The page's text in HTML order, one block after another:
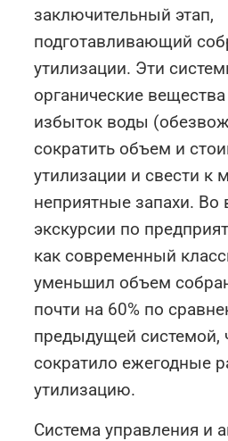
заключительный этап,
подготавливающий
утилизации. Эти
органические
избыток воды
сократить объем и
утилизации и свести к
неприятные запахи. Во
экскурсии по
как современный
уменьшил объем
почти на 60% по
предыдущей системой,
сократило ежегодные
утилизацию.
Система управления и